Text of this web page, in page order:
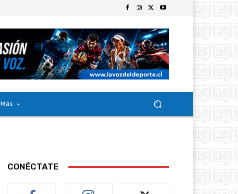
Más
CONÉCTATE